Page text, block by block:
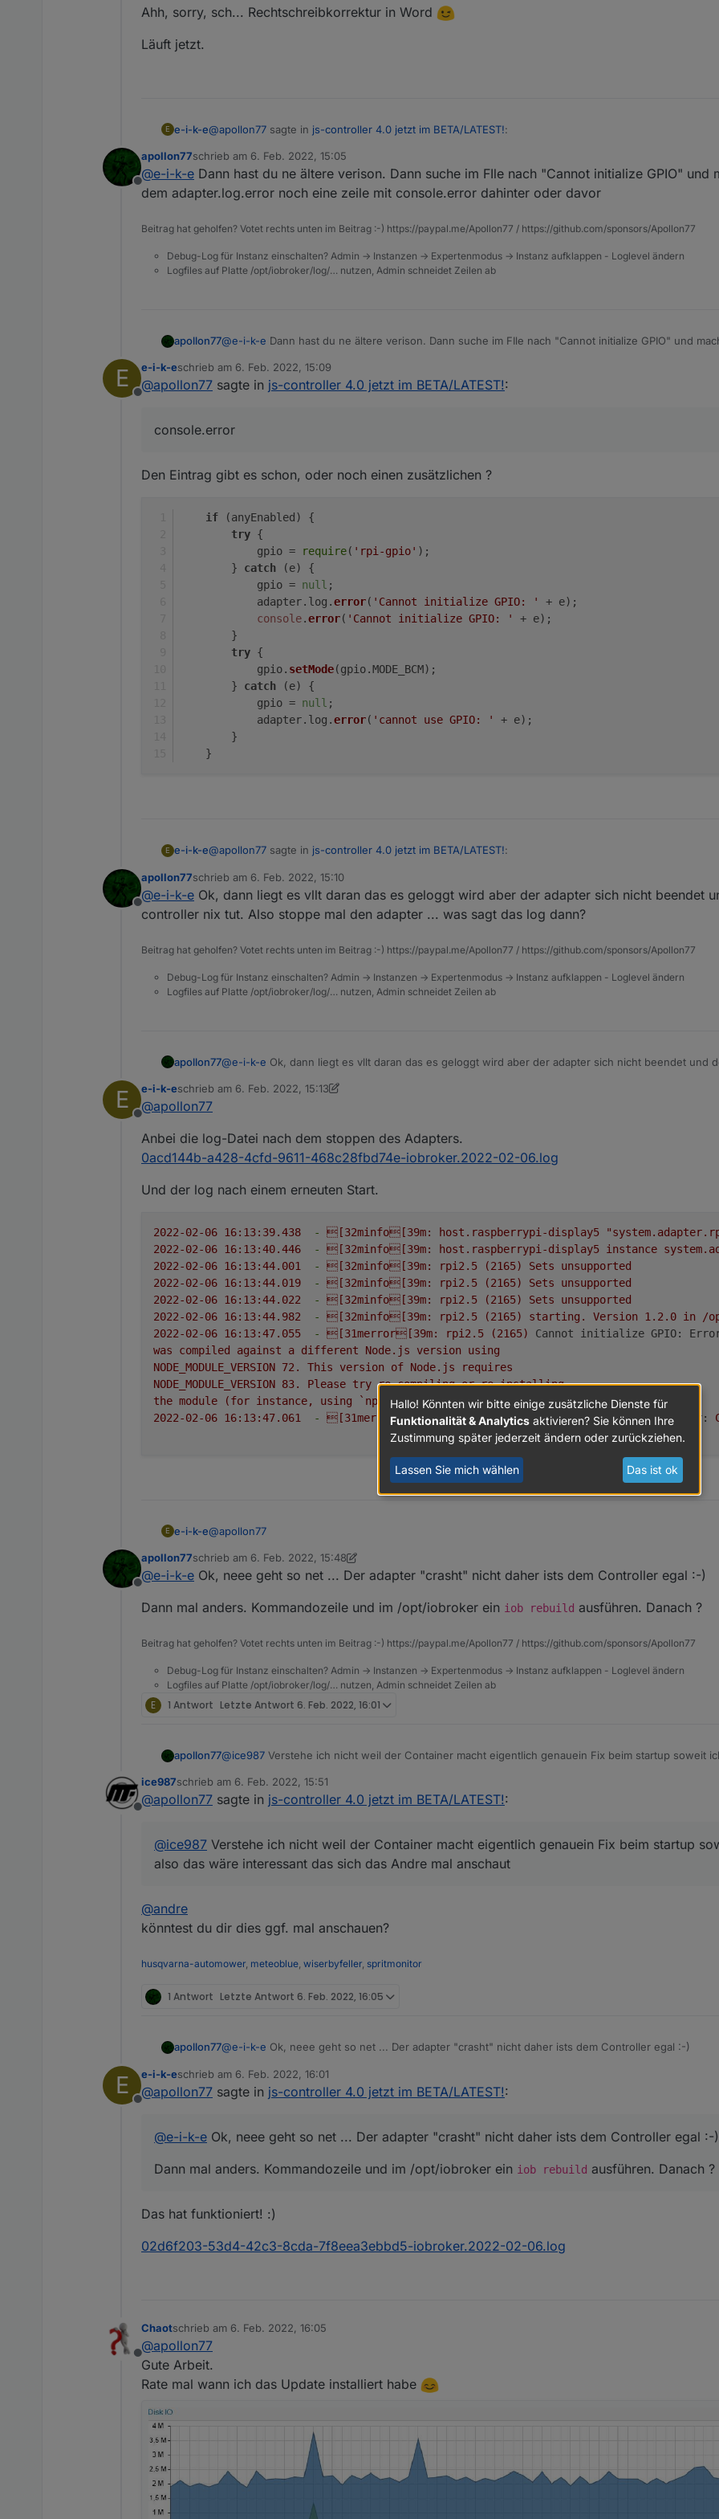
Ahh, sorry, sch... Rechtschreibkorrektur in Word
Läuft jetzt.
E e-i-k-e@apollon77 sagte in js-controller 4.0 jetzt im BETA/LATEST!:
l ... bis zu 3x !!
cb4f762f-0e18-47f5-8016-a54e92ccd659-main.js
Offline
apollon77schrieb am 6. Feb. 2022, 15:05
zuletzt editiert von
@e-i-k-e Dann hast du ne ältere verison. Dann suche im FIle nach "Cannot initialize GPIO" und
dem adapter.log.error noch eine zeile mit console.error dahinter oder davor
Beitrag hat geholfen? Votet rechts unten im Beitrag :-) https://paypal.me/Apollon77 / https://github.com/sponsors/Apollon77
Debug-Log für Instanz einschalten? Admin -> Instanzen -> Expertenmodus -> Instanz aufklappen - Loglevel ändern
Logfiles auf Platte /opt/iobroker/log/… nutzen, Admin schneidet Zeilen ab
apollon77@e-i-k-e Dann hast du ne ältere verison. Dann suche im FIle nach "Cannot initialize GPIO" und
E
Offline
e-i-k-eschrieb am 6. Feb. 2022, 15:09
zuletzt editiert von
@apollon77 sagte in js-controller 4.0 jetzt im BETA/LATEST!:
console.error
Den Eintrag gibt es schon, oder noch einen zusätzlichen ?
if (anyEnabled) {
try {
            gpio =
require( 'rpi-gpio' );
        }
catch (e) {
            gpio =
null ;
            adapter.
log .error( 'Cannot initialize GPIO: '
+ e);
console.error( 'Cannot initialize GPIO: '
+ e);
        }
try {
            gpio.
setMode(gpio.MODE_BCM);
        }
catch (e) {
            gpio =
null ;
            adapter.
log .error( 'cannot use GPIO: '
+ e);
        }
    }
E e-i-k-e@apollon77 sagte in js-controller 4.0 jetzt im BETA/LATEST!:
console.error
        try {
            gpio = require('rpi-gpio');
            console.error('Cannot initialize GPIO: ' + e);
        try {
            gpio.setMode(gpio.MODE_BCM);
            gpio = null;
            adapter.log.error('cannot use GPIO: ' + e);
        }
Offline
apollon77schrieb am 6. Feb. 2022, 15:10
zuletzt editiert von
@e-i-k-e Ok, dann liegt es vllt daran das es geloggt wird aber der adapter sich nicht beendet
controller nix tut. Also stoppe mal den adapter ... was sagt das log dann?
Beitrag hat geholfen? Votet rechts unten im Beitrag :-) https://paypal.me/Apollon77 / https://github.com/sponsors/Apollon77
Debug-Log für Instanz einschalten? Admin -> Instanzen -> Expertenmodus -> Instanz aufklappen - Loglevel ändern
Logfiles auf Platte /opt/iobroker/log/… nutzen, Admin schneidet Zeilen ab
apollon77@e-i-k-e Ok, dann liegt es vllt daran das es geloggt wird aber der adapter sich nicht beendet und
E
Offline
e-i-k-eschrieb am 6. Feb. 2022, 15:13
zuletzt editiert von e-i-k-e2. Juni 2022, 16:16
@apollon77
Anbei die log-Datei nach dem stoppen des Adapters.
0acd144b-a428-4cfd-9611-468c28fbd74e-iobroker.2022-02-06.log
Und der log nach einem erneuten Start.
2022-02-06 16:13:39.438 - [32minfo[39m: host.raspberrypi-display5
2022-02-06 16:13:40.446
- [32minfo[39m: host.raspberrypi-display5 instance
2022-02-06 16:13:44.001
- [32minfo[39m: rpi2.5 (2165) Sets
unsupported
2022-02-06 16:13:44.019
- [32minfo[39m: rpi2.5 (2165) Sets
unsupported
2022-02-06 16:13:44.022
- [32minfo[39m: rpi2.5 (2165) Sets
unsupported
2022-02-06 16:13:44.982
- [32minfo[39m: rpi2.5 (2165) starting. Version 1.2 .0 in
/
2022-02-06 16:13:47.055
- [31merror[39m: rpi2.5 (2165)
Cannot initialize GPIO:
was
compiled against a different Node.js version
using
NODE_MODULE_VERSION 72 . This version of Node.js
requires
NODE_MODULE_VERSION 83. Please try re-compiling or re-installing
the module (for instance, using `npm rebuild` or `npm install`).
2022-02-06 16:13:47.061
- [31merror[39m: rpi2.5 (2165) cannot use GPIO: TypeError:
E e-i-k-e@apollon77
Anbei die log-Datei nach dem stoppen des Adapters.
0acd144b-a428-4cfd-9611-468c28fbd74e-iobroker.2022-02-06.log
2022-02-06 16:13:40.446  - [32minfo[39m: host.raspberrypi-display5
2022-02-06 16:13:44.019  - [32minfo[39m: rpi2.5 (2165) Sets unsupported
2022-02-06 16:13:44.022  - [32minfo[39m: rpi2.5 (2165) Sets unsupported
2022-02-06 16:13:44.982  - [32minfo[39m: rpi2.5 (2165) starting. Version
NODE_MODULE_VERSION 83. Please try re-compiling or re-installing
the module (for instance, using `npm rebuild` or `npm install`).
2022-02-06 16:13:47.061  - [31merror[39m: rpi2.5 (2165) cannot use GPIO:
Offline
apollon77schrieb am 6. Feb. 2022, 15:48
zuletzt editiert von apollon77 2. Juni 2022, 16:58
@e-i-k-e Ok, neee geht so net ... Der adapter "crasht" nicht daher ists dem Controller egal :-)
Dann mal anders. Kommandozeile und im /opt/iobroker ein iob rebuild ausführen. Danach ?
Beitrag hat geholfen? Votet rechts unten im Beitrag :-) https://paypal.me/Apollon77 / https://github.com/sponsors/Apollon77
Debug-Log für Instanz einschalten? Admin -> Instanzen -> Expertenmodus -> Instanz aufklappen - Loglevel ändern
Logfiles auf Platte /opt/iobroker/log/… nutzen, Admin schneidet Zeilen ab
E 1 Antwort Letzte Antwort 6. Feb. 2022, 16:01
apollon77@ice987 Verstehe ich nicht weil der Container macht eigentlich genauein Fix beim startup soweit
Offline
ice987schrieb am 6. Feb. 2022, 15:51
zuletzt editiert von
@apollon77 sagte in js-controller 4.0 jetzt im BETA/LATEST!:
@ice987 Verstehe ich nicht weil der Container macht eigentlich genauein Fix beim startup
also das wäre interessant das sich das Andre mal anschaut
@andre
könntest du dir dies ggf. mal anschauen?
husqvarna-automower, meteoblue, wiserbyfeller, spritmonitor
1 Antwort Letzte Antwort 6. Feb. 2022, 16:05
apollon77@e-i-k-e Ok, neee geht so net ... Der adapter "crasht" nicht daher ists dem Controller egal :-)
Dann mal anders. Kommandozeile und im /opt/iobroker ein
E
Offline
e-i-k-eschrieb am 6. Feb. 2022, 16:01
zuletzt editiert von
@apollon77 sagte in js-controller 4.0 jetzt im BETA/LATEST!:
@e-i-k-e Ok, neee geht so net ... Der adapter "crasht" nicht daher ists dem Controller egal :-)
Dann mal anders. Kommandozeile und im /opt/iobroker ein iob rebuild ausführen. Danach ?
Das hat funktioniert! :)
02d6f203-53d4-42c3-8cda-7f8eea3ebbd5-iobroker.2022-02-06.log
Offline
Chaotschrieb am 6. Feb. 2022, 16:05
zuletzt editiert von
@apollon77
Gute Arbeit.
Rate mal wann ich das Update installiert habe
Hallo! Könnten wir bitte einige zusätzliche Dienste für
Funktionalität & Analytics aktivieren? Sie können Ihre
Zustimmung später jederzeit ändern oder zurückziehen.
Lassen Sie mich wählen Das ist ok